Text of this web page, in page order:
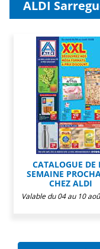
ALDI
CATALOGUE DE
SEMAINE
CHEZ ALDI
Valable du 04 au 10